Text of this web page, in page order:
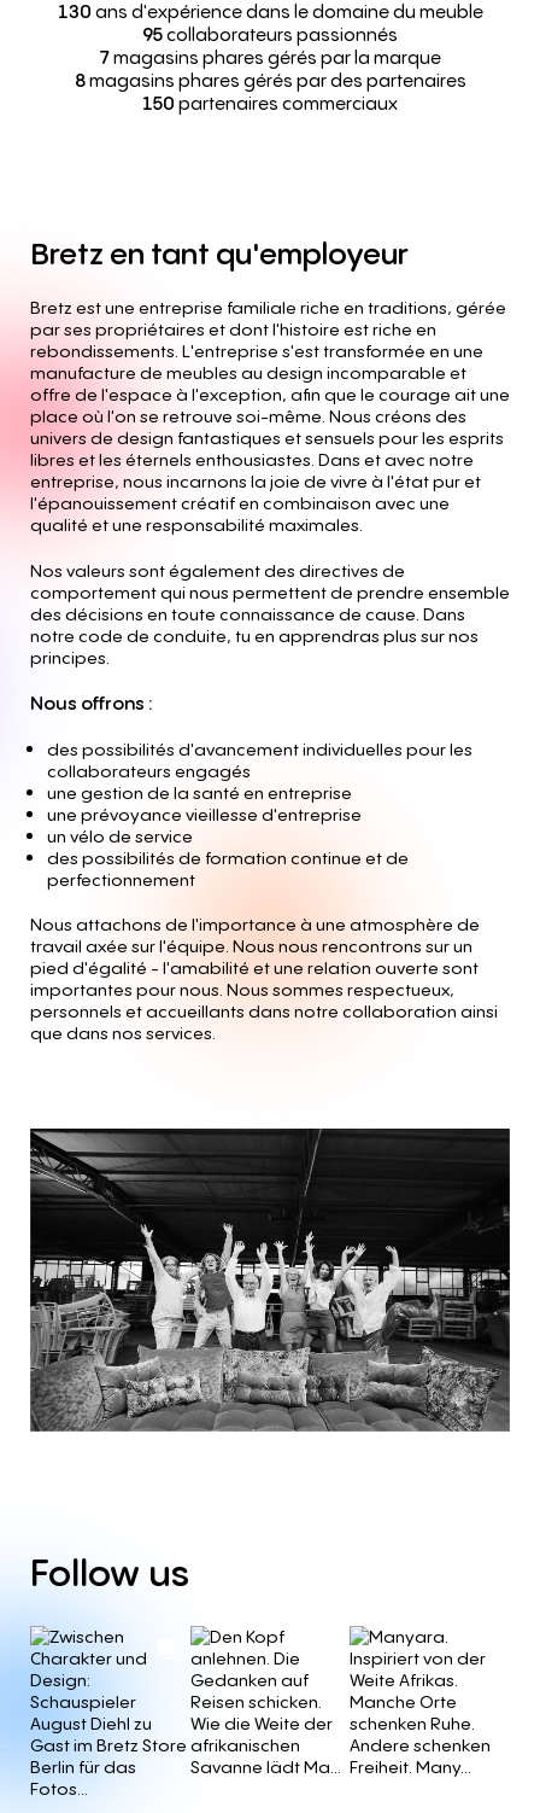
130 ans d'expérience dans le domaine du meuble
95collaborateurs passionnés
7magasins phares gérés par la marque
8magasins phares gérés par des partenaires
150 partenaires commerciaux
Bretz en tant qu'employeur
Bretz est une entreprise familiale riche en traditions, gérée
par ses propriétaires et dont l'histoire est riche en
rebondissements. L'entreprise s'est transformée en une
manufacture de meubles au design incomparable et
offre de l'espace à l'exception, afin que le courage ait une
place où l'on se retrouve soi-même. Nous créons des
univers de design fantastiques et sensuels pour les esprits
libres et les éternels enthousiastes. Dans et avec notre
entreprise, nous incarnons la joie de vivre à l'état pur et
l'épanouissement créatif en combinaison avec une
qualité et une responsabilité maximales.
Nos valeurs sont également des directives de
comportement qui nous permettent de prendre ensemble
des décisions en toute connaissance de cause. Dans
notre code de conduite, tu en apprendras plus sur nos
principes.
Nous offrons :
des possibilités d'avancement individuelles pour les
collaborateurs engagés
une gestion de la santé en entreprise
une prévoyance vieillesse d'entreprise
un vélo de service
des possibilités de formation continue et de
perfectionnement
Nous attachons de l'importance à une atmosphère de
travail axée sur l'équipe. Nous nous rencontrons sur un
pied d'égalité - l'amabilité et une relation ouverte sont
importantes pour nous. Nous sommes respectueux,
personnels et accueillants dans notre collaboration ainsi
que dans nos services.
Follow us